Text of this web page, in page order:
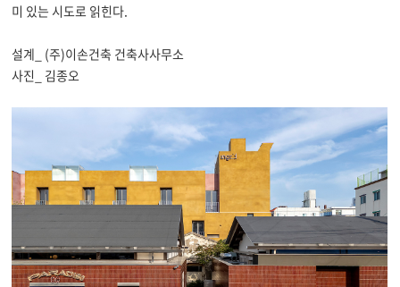
미 있는 시도로 읽힌다.
설계_ (주)이손건축 건축사사무소
사진_ 김종오